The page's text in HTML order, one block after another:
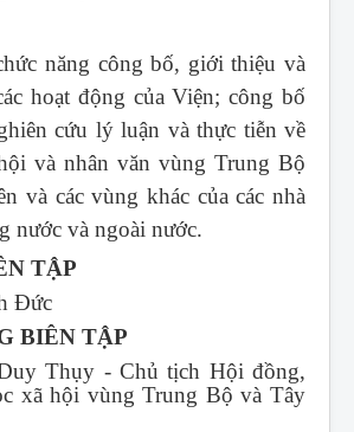
năng công bố, giới thiệu và
hoạt động của Viện; công bố
cứu lý luận và thực tiễn về
và nhân văn vùng Trung Bộ
và các vùng khác của các nhà
nước và ngoài nước.
TẬP
Đức
BIÊN TẬP
Thụy - Chủ tịch Hội đồng,
xã hội vùng Trung Bộ và Tây